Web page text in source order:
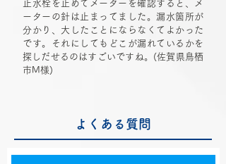
止水栓を止めてメーターを確認すると、メ
ーターの針は止まってました。漏水箇所が
分かり、大したことにならなくてよかった
です。それにしてもどこが漏れているかを
探しだせるのはすごいですね。(佐賀県鳥栖
市M様)
よくある質問